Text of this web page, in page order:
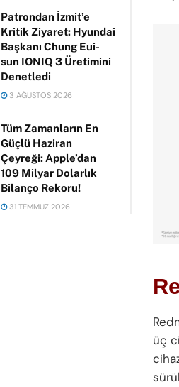
Patrondan İzmit’e
Kritik Ziyaret: Hyundai
Başkanı Chung Eui-
sun IONIQ 3 Üretimini
Denetledi
3 AĞUSTOS 2026
Tüm Zamanların En
Güçlü Haziran
Çeyreği: Apple’dan
109 Milyar Dolarlık
Bilanço Rekoru!
31 TEMMUZ 2026
üç